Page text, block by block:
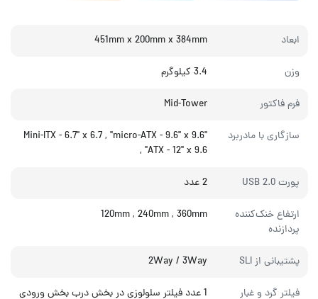
ابعاد 451mm x 200mm x 384mm
وزن 3.4 کیلوگرم
فرم فاکتور Mid-Tower
سازگاری با مادربرد
"Mini-ITX - 6.7" x 6.7 , "micro-ATX - 9.6" x 9.6
, "ATX - 12" x 9.6
پورت USB 2.0 2 عدد
ارتفاع خنک‌کننده
پردازنده
120mm , 240mm , 360mm
پشتیبانی از SLI 2Way / 3Way
فیلتر گرد و غبار
1 عدد فیلتر سلولوزی در بخش درب بخش ورودی